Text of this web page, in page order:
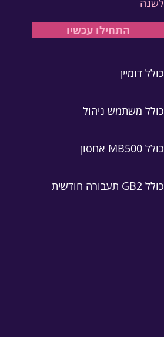
לשנה
התחילו עכשיו
כולל דומיין
כולל משתמש ניהול
כולל MB500 אחסון
כולל GB2 תעבורה חודשית